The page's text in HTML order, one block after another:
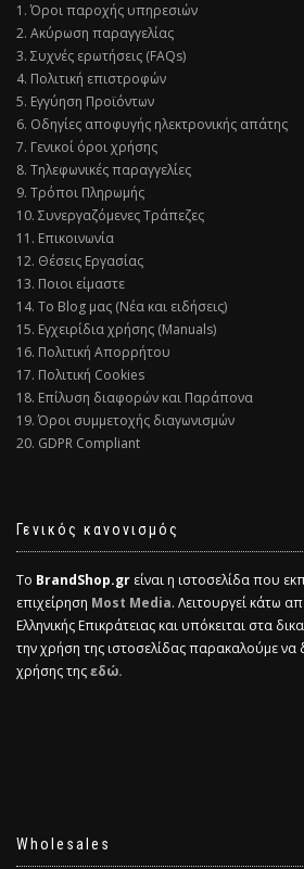
1. Όροι παροχής υπηρεσιών
2. Ακύρωση παραγγελίας
3. Συχνές ερωτήσεις (FAQs)
4. Πολιτική επιστροφών
5. Εγγύηση Προϊόντων
6. Οδηγίες αποφυγής ηλεκτρονικής απάτης
7. Γενικοί όροι χρήσης
8. Τηλεφωνικές παραγγελίες
9. Τρόποι Πληρωμής
10. Συνεργαζόμενες Τράπεζες
11. Επικοινωνία
12. Θέσεις Εργασίας
13. Ποιοι είμαστε
14. Το Blog μας (Νέα και ειδήσεις)
15. Εγχειρίδια χρήσης (Manuals)
16. Πολιτική Απορρήτου
17. Πολιτική Cookies
18. Επίλυση διαφορών και Παράπονα
19. Όροι συμμετοχής διαγωνισμών
20. GDPR Compliant
Γενικός κανονισμός
Το BrandShop.gr είναι η ιστοσελίδα που
επιχείρηση Most Media. Λειτουργεί κάτω
Ελληνικής Επικράτειας και υπόκειται στα
την χρήση της ιστοσελίδας παρακαλούμε
χρήσης τηςεδώ.
Wholesales